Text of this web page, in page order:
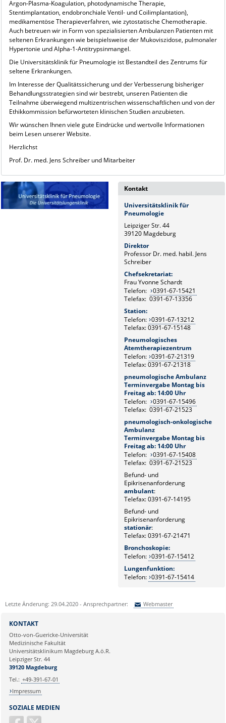
Argon-Plasma-Koagulation, photodynamische Therapie,
Stentimplantation, endobronchiale Ventil- und Coilimplantation),
medikamentöse Therapieverfahren, wie zytostatische Chemotherapie.
Auch betreuen wir in Form von spezialisierten Ambulanzen Patienten mit
seltenen Erkrankungen wie beispielsweise der Mukoviszidose, pulmonaler
Hypertonie und Alpha-1-Antitrypsinmangel.
Die Universitätsklinik für Pneumologie ist Bestandteil des Zentrums für
seltene Erkrankungen.
Im Interesse der Qualitätssicherung und der Verbesserung bisheriger
Behandlungsstrategien sind wir bestrebt, unseren Patienten die
Teilnahme überwiegend multizentrischen wissenschaftlichen und von der
Ethikkommission befürworteten klinischen Studien anzubieten.
Wir wünschen Ihnen viele gute Eindrücke und wertvolle Informationen
beim Lesen unserer Website.
Herzlichst
Prof. Dr. med. Jens Schreiber und Mitarbeiter
Kontakt
Universitätsklinik für
Pneumologie
Leipziger Str. 44
39120 Magdeburg
Direktor
Professor Dr. med. habil. Jens
Schreiber
Chefsekretariat:
Frau Yvonne Schardt
Telefon:
0391-67-15421
Telefax: 0391-67-13356
Station:
Telefon: 0391-67-13212
Telefax: 0391-67-15148
Pneumologisches
Atemtherapiezentrum
Telefon: 0391-67-21319
Telefax: 0391-67-21318
pneumologische Ambulanz
Terminvergabe Montag bis
Freitag ab: 14:00 Uhr
Telefon:
0391-67-15496
Telefax: 0391-67-21523
pneumologisch-onkologische
Ambulanz
Terminvergabe Montag bis
Freitag ab: 14:00 Uhr
Telefon:
0391-67-15408
Telefax: 0391-67-21523
Befund- und
Epikrisenanforderung
ambulant:
Telefax: 0391-67-14195
Befund- und
Epikrisenanforderung
stationär:
Telefax: 0391-67-21471
Bronchoskopie:
Telefon: 0391-67-15412
Lungenfunktion:
Telefon: 0391-67-15414
Letzte Änderung: 29.04.2020 - Ansprechpartner: Webmaster
Ihre E-Mailadresse:
Ihr Anliegen:
SOZIALE MEDIEN
KONTAKT
Otto-von-Guericke-Universität
Medizinische Fakultät
Universitätsklinikum Magdeburg A.ö.R.
Leipziger Str. 44
39120 Magdeburg
Tel.: +49-391-67-01
Impressum